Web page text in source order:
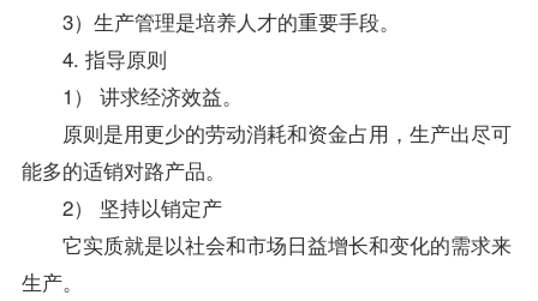
3）生产管理是培养人才的重要手段。
4. 指导原则
1） 讲求经济效益。
原则是用更少的劳动消耗和资金占用，生产出尽可
能多的适销对路产品。
2） 坚持以销定产
它实质就是以社会和市场日益增长和变化的需求来
生产。